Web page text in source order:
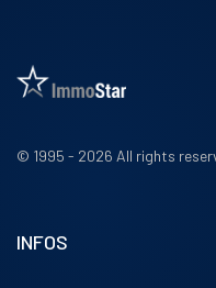
© 1995 - 2026 All rights
INFOS